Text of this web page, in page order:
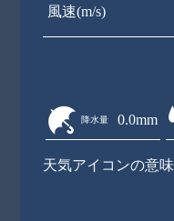
風速(m/s)
降水量 0.0mm
天気アイコンの意